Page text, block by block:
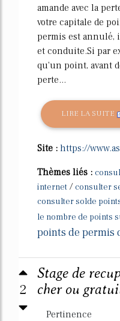
amande avec la
votre capitale de
permis est annulé,
et conduite.Si par
qu'un point, avant
perte...
LIRE LA SUITE
Site : https://
Thèmes liés :
internet / consulter
consulter solde
le nombre de points
points de permis
2
Stage de
cher ou
Pertinence